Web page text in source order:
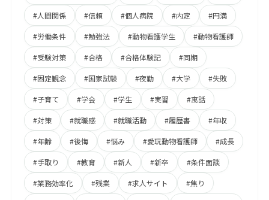
#人間関係 #信頼 #個人病院 #内定 #円満
#労働条件 #勉強法 #動物看護学生 #動物看護師
#受験対策 #合格 #合格体験記 #同期
#固定観念 #国家試験 #夜勤 #大学 #失敗
#子育て #学会 #学生 #実習 #寓話
#対策 #就職感 #就職活動 #履歴書 #年収
#年齢 #後悔 #悩み #愛玩動物看護師 #成長
#手取り #教育 #新人 #新卒 #条件面談
#業務効率化 #残業 #求人サイト #焦り